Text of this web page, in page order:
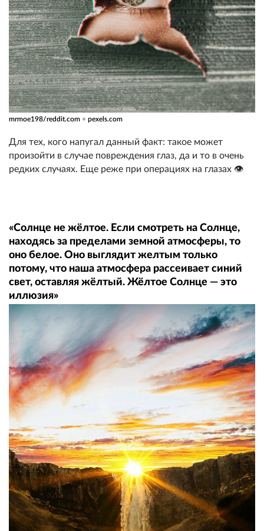
mrmoe198/reddit.com + pexels.com
Для тех, кого напугал данный факт: такое может
произойти в случае повреждения глаз, да и то в очень
редких случаях. Еще реже при операциях на глазах 👁️
«Солнце не жёлтое. Если смотреть на Солнце,
находясь за пределами земной атмосферы, то
оно белое. Оно выглядит желтым только
потому, что наша атмосфера рассеивает синий
свет, оставляя жёлтый. Жёлтое Солнце — это
иллюзия»